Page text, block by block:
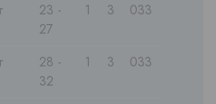
23 -
27
1 3 033
28 -
32
1 3 033